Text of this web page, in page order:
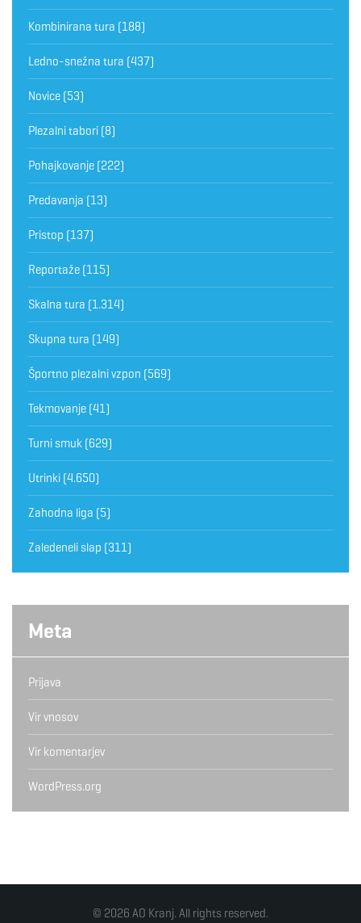
Kombinirana tura (188)
Ledno-snežna tura (437)
Novice (53)
Plezalni tabori (8)
Pohajkovanje (222)
Predavanja (13)
Pristop (137)
Reportaže (115)
Skalna tura (1.314)
Skupna tura (149)
Športno plezalni vzpon (569)
Tekmovanje (41)
Turni smuk (629)
Utrinki (4.650)
Zahodna liga (5)
Zaledeneli slap (311)
Meta
Prijava
Vir vnosov
Vir komentarjev
WordPress.org
© 2026 AO Kranj. All rights reserved.